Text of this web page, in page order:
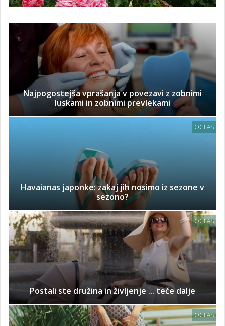
Najpogostejša vprašanja v povezavi z zobnimi
luskami in zobnimi prevlekami
OGLAS
Havaianas japonke: zakaj jih nosimo iz sezone v
sezono?
OGLAS
Postali ste družina in življenje ... teče dalje
OGLAS